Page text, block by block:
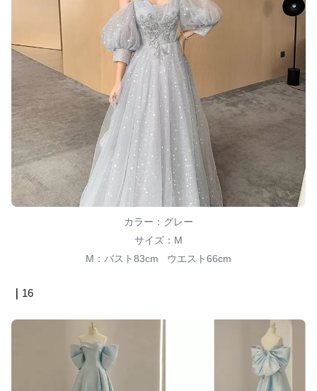
カラー：グレー
サイズ：M
M：バスト83cm ウエスト66cm
｜ 16